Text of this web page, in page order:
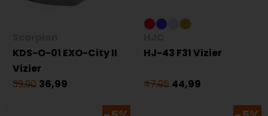
KDS-O-01 EXO-City II
Vizier
39,90 36,99
HJ-43 F31 Vizier
47,95 44,99